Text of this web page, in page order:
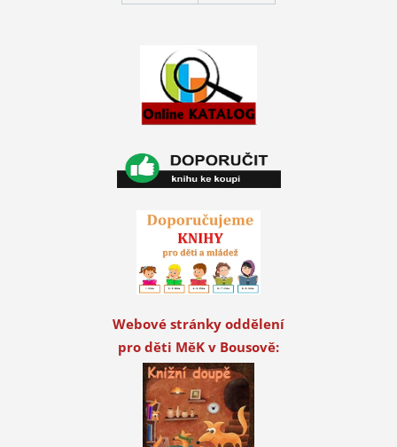
Webové stránky oddělení
pro děti MěK v Bousově: